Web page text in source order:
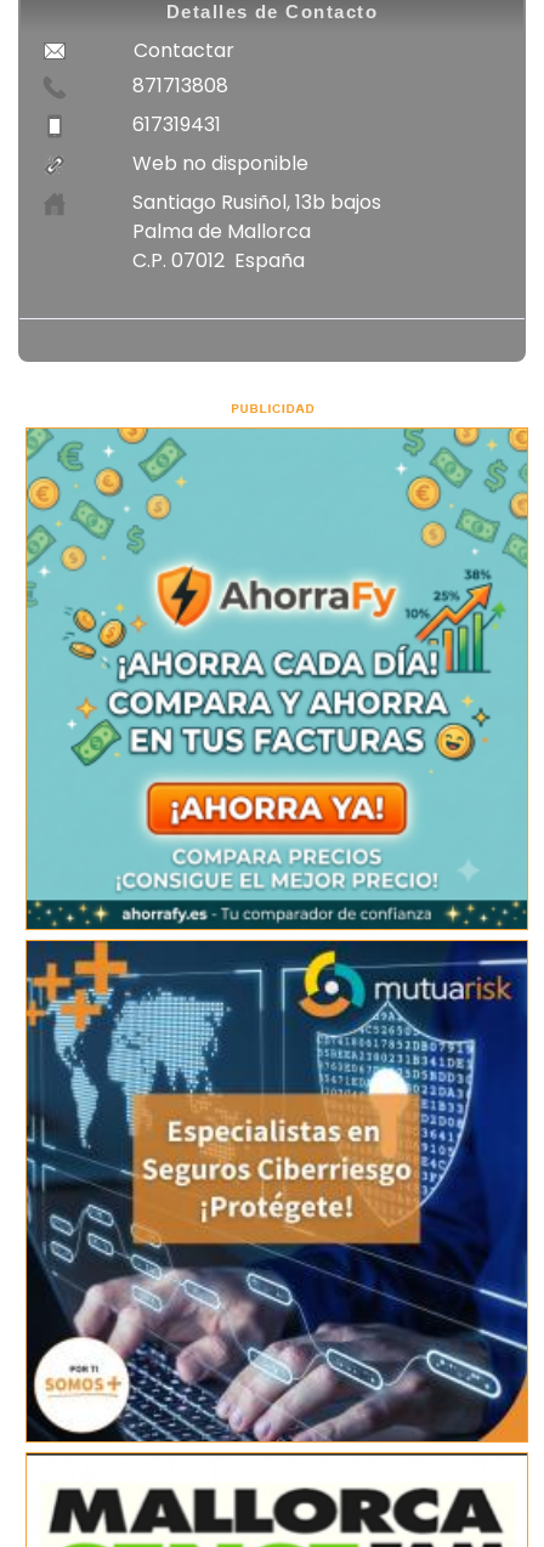
Detalles de Contacto
Contactar
871713808
617319431
Web no disponible
Santiago Rusiñol, 13b bajos
Palma de Mallorca
C.P. 07012 España